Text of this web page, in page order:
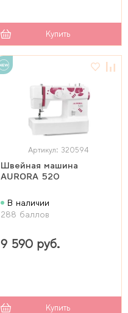
Купить
Артикул: 320594
Швейная машина
AURORA 520
В наличии
288 баллов
9 590 руб.
Купить